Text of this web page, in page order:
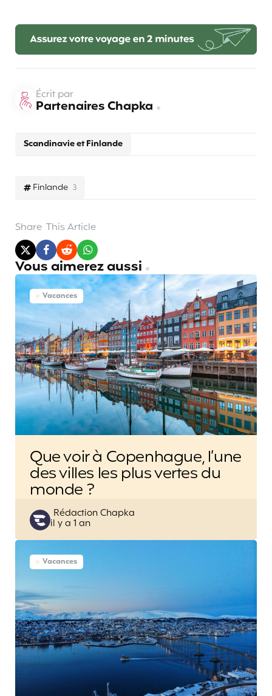
Finlande 3
Scandinavie et Finlande
Écrit par
Partenaires Chapka
Share This Article
Vous aimerez aussi
Vacances
Que voir à Copenhague, l’une
des villes les plus vertes du
monde ?
Posted
by
Rédaction Chapka
il y a 1 an
Vacances